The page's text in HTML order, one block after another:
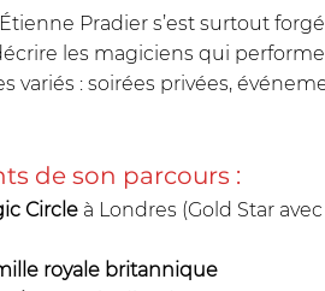
Pradier s’est surtout
les magiciens qui
variés : soirées privées,
de son parcours :
Circle à Londres (Gold Star
royale britannique